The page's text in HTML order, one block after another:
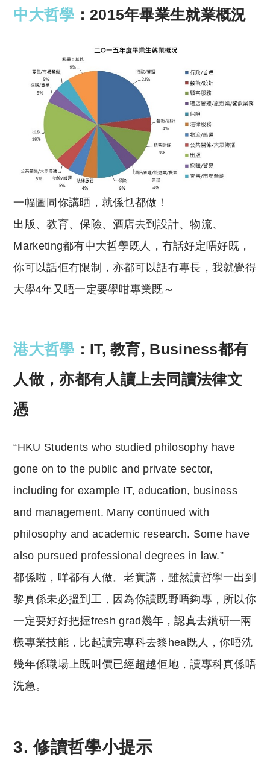
中大哲學 ：2015年畢業生就業概況
一幅圖同你講晒，就係乜都做！
出版、教育、保險、酒店去到設計、物流、
Marketing都有中大哲學既人，冇話好定唔好既，
你可以話佢冇限制，亦都可以話冇專長，我就覺得
大學4年又唔一定要學咁專業既～
港大哲學 ：IT, 教育, Business都有
人做，亦都有人讀上去同讀法律文
憑
“HKU Students who studied philosophy have
gone on to the public and private sector,
including for example IT, education, business
and management. Many continued with
philosophy and academic research. Some have
also pursued professional degrees in law.”
都係啦，咩都有人做。老實講，雖然讀哲學一出到
黎真係未必搵到工，因為你讀既野唔夠專，所以你
一定要好好把握fresh grad幾年，認真去鑽研一兩
樣專業技能，比起讀完專科去黎hea既人，你唔洗
幾年係職場上既叫價已經超越佢地，讀專科真係唔
洗急。
3. 修讀哲學小提示